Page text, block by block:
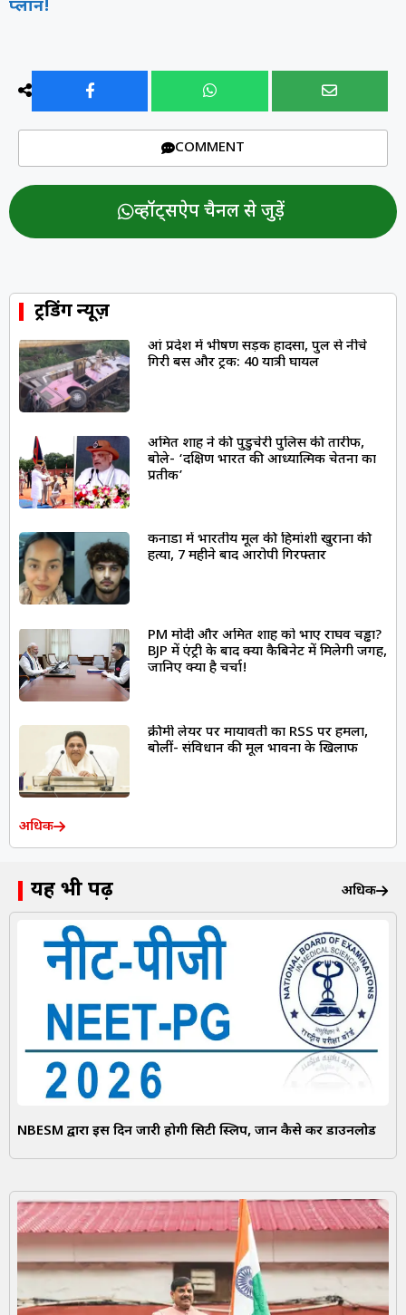
प्लान!
COMMENT
व्हॉट्सऐप चैनल से जुड़ें
ट्रेंडिंग न्यूज़
आंध्र प्रदेश में भीषण सड़क हादसा, पुल से नीचे
गिरी बस और ट्रक: 40 यात्री घायल
अमित शाह ने की पुडुचेरी पुलिस की तारीफ,
बोले- ‘दक्षिण भारत की आध्यात्मिक चेतना का
प्रतीक’
कनाडा में भारतीय मूल की हिमांशी खुराना की
हत्या, 7 महीने बाद आरोपी गिरफ्तार
PM मोदी और अमित शाह को भाए राघव चड्ढा?
BJP में एंट्री के बाद क्या कैबिनेट में मिलेगी जगह,
जानिए क्या है चर्चा!
क्रीमी लेयर पर मायावती का RSS पर हमला,
बोलीं- संविधान की मूल भावना के खिलाफ
अधिक
यह भी पढ़ें अधिक
NBESM द्वारा इस दिन जारी होगी सिटी स्लिप, जानें कैसे करें डाउनलोड